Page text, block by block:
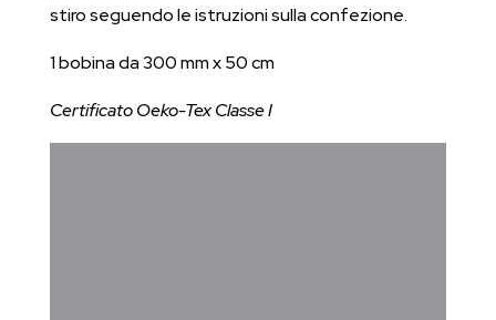
stiro seguendo le istruzioni sulla confezione.
1 bobina da 300 mm x 50 cm
Certificato Oeko-Tex Classe I